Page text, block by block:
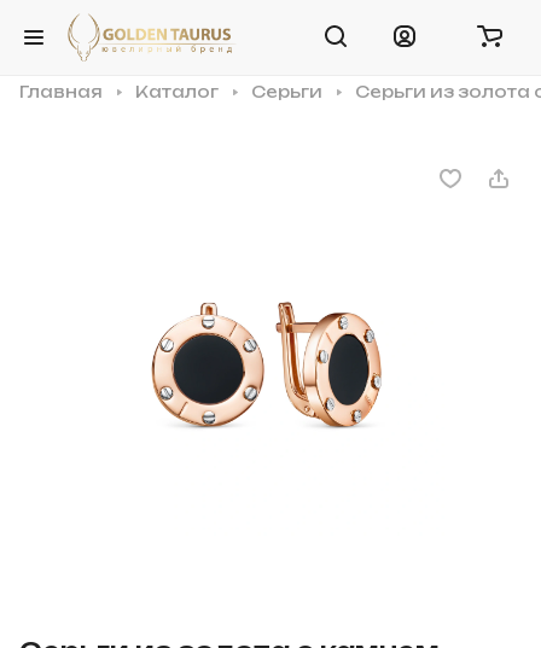
Главная Каталог Серьги Серьги из